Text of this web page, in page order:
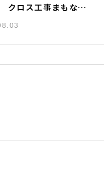
クロス工事まもなく